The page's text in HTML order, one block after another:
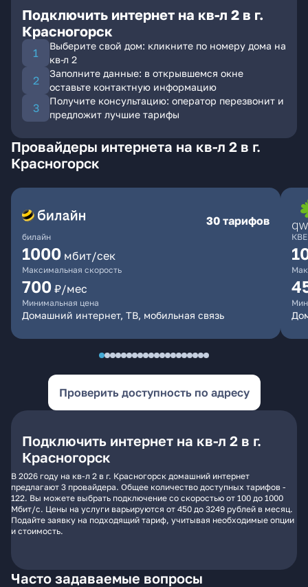
Подключить интернет на кв-л 2 в г.
Красногорск
Выберите свой дом: кликните по номеру дома на
кв-л 2
Заполните данные: в открывшемся окне
оставьте контактную информацию
Получите консультацию: оператор перезвонит и
предложит лучшие тарифы
Провайдеры интернета на кв-л 2 в г.
Красногорск
билайн
30 тарифов
1000 мбит/сек
Максимальная скорость
700 ₽/мес
Минимальная цена
Домашний интернет, ТВ, мобильная связь
Проверить доступность по адресу
Подключить интернет на кв-л 2 в г.
Красногорск
В 2026 году на кв-л 2 в г. Красногорск домашний интернет
предлагают 3 провайдера. Общее количество доступных тарифов -
122. Вы можете выбрать подключение со скоростью от 100 до 1000
Мбит/с. Цены на услуги варьируются от 450 до 3249 рублей в месяц.
Подайте заявку на подходящий тариф, учитывая необходимые опции
и стоимость.
Часто задаваемые вопросы